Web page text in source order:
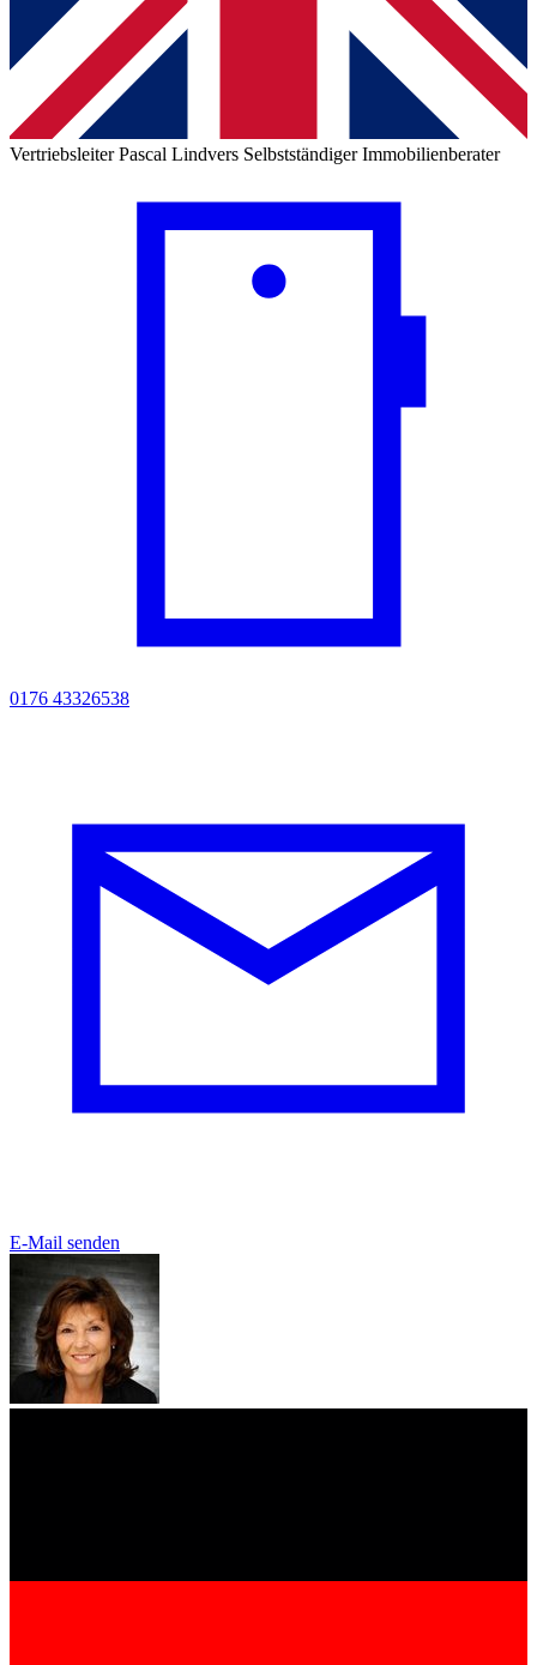
Vertriebsleiter Pascal Lindvers Selbstständiger Immobilienberater
0176 43326538
E-Mail senden